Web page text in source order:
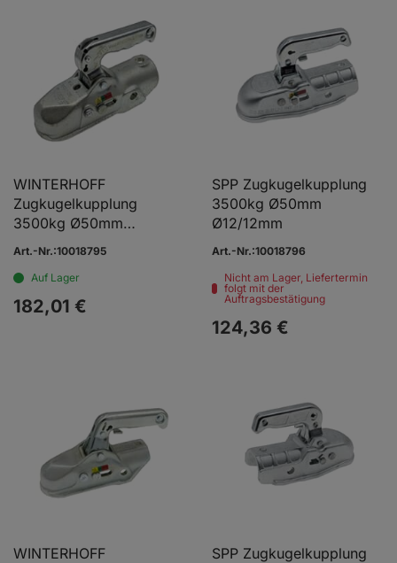
WINTERHOFF
Zugkugelkupplung
3500kg Ø50mm
Ø14/14mm
Art.-Nr.:10018795
Auf Lager
182,01 €
SPP Zugkugelkupplung
3500kg Ø50mm
Ø12/12mm
Art.-Nr.:10018796
Nicht am Lager, Liefertermin
folgt mit der
Auftragsbestätigung
124,36 €
WINTERHOFF
SPP Zugkugelkupplung